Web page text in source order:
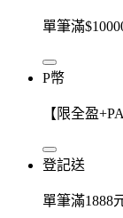
單筆滿
P幣
【限全盈
登記送
單筆滿1888